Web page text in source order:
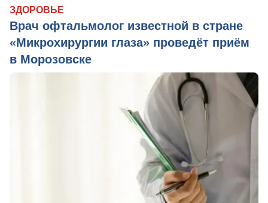
ЗДОРОВЬЕ
Врач офтальмолог известной в стране
«Микрохирургии глаза» проведёт приём
в Морозовске